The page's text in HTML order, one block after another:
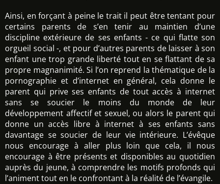
Ainsi, en forçant à peine le trait il peut être tentant pour
certains parents de s’en tenir au maintien d’une
discipline extérieure de ses enfants - ce qui flatte son
orgueil social -, et pour d’autres parents de laisser à son
enfant une trop grande liberté tout en se flattant de sa
propre magnanimité. Si l’on reprend la thématique de la
pornographie et d’internet en général, cela donne le
parent qui prive ses enfants de tout accès à internet
sans se soucier le moins du monde de leur
développement affectif et sexuel, ou alors le parent qui
donne un accès libre à internet à ses enfants sans
davantage se soucier de leur vie intérieure. L’évêque
nous encourage à aller plus loin que cela, il nous
encourage à être présents et disponibles au quotidien
auprès du jeune, à comprendre les motifs profonds qui
l’animent tout en le confrontant à la réalité de l’évangile.